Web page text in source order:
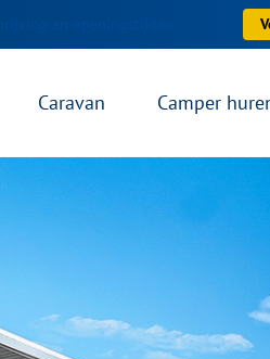
Caravan Camper